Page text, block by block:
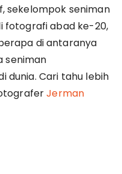
sekelompok seniman
fotografi abad ke-20,
di antaranya
seniman
dunia. Cari tahu lebih
Jerman